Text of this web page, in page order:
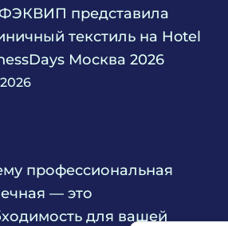
представила
текстиль на Hotel
Москва 2026
профессиональная
— это
для вашей